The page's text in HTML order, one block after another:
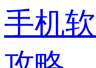
手机